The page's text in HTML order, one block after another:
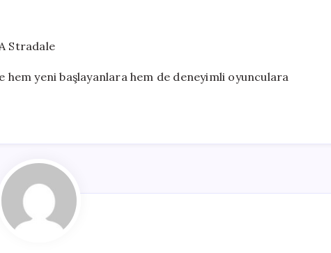
Stradale
yeni başlayanlara hem de deneyimli oyunculara